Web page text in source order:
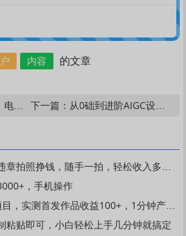
内容 的文章
做卡点混剪 下一篇： 从0础到进阶AIGC设计课：界面操作，光影控制，AI工具运用，打造全能设计师
照挣钱，随手一拍，轻松收入多张【揭秘】
，手机操作
发作品收益100+，1分钟产出原创作品，简单好做
粘贴即可，小白轻松上手几分钟就搞定